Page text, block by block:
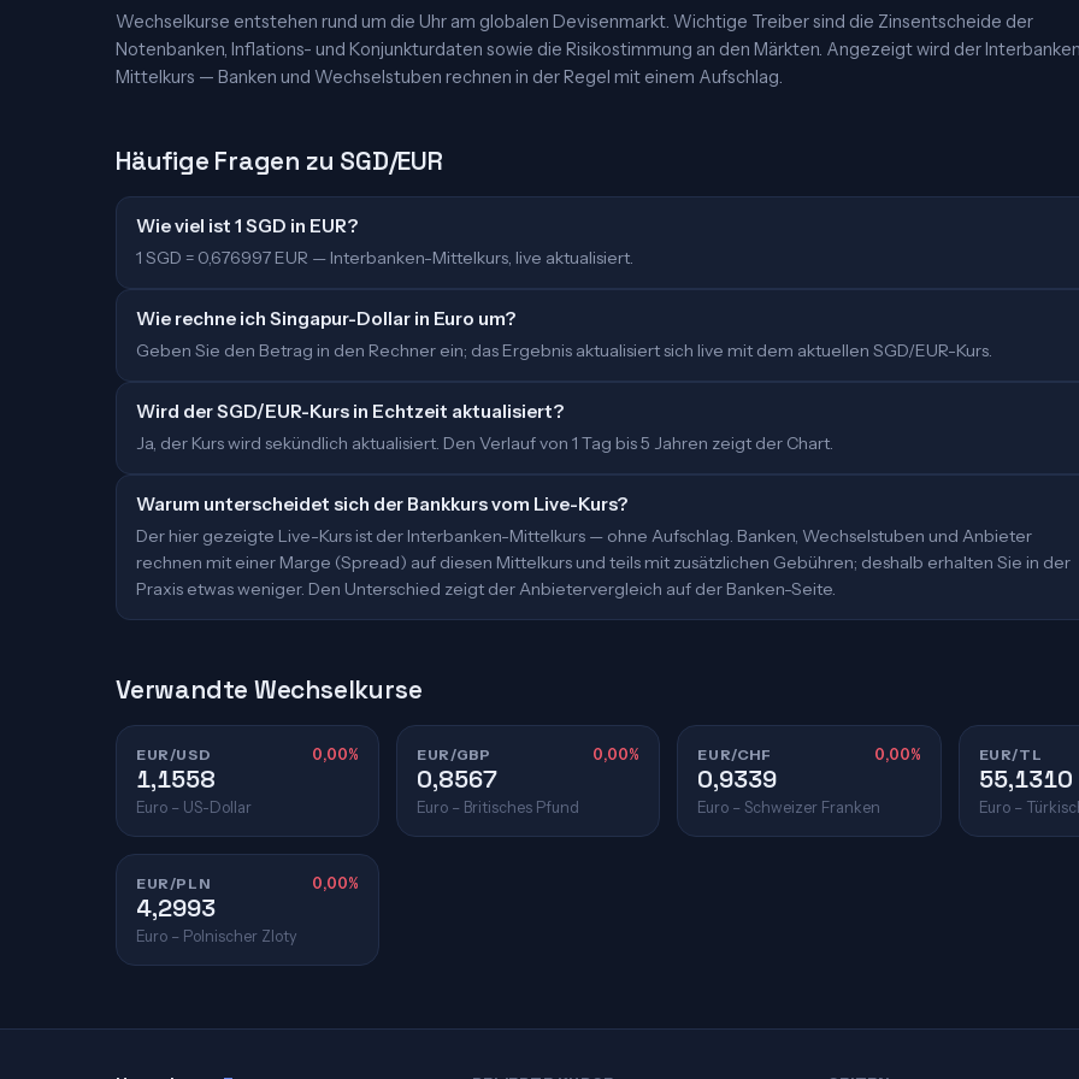
Wechselkurse entstehen rund um die Uhr am globalen Devisenmarkt. Wichtige Treiber sind die Zinsentscheide der
Notenbanken, Inflations- und Konjunkturdaten sowie die Risikostimmung an den Märkten. Angezeigt wird der
Mittelkurs — Banken und Wechselstuben rechnen in der Regel mit einem Aufschlag.
Häufige Fragen zu SGD/EUR
Wie viel ist 1 SGD in EUR?
1 SGD = 0,676997 EUR — Interbanken-Mittelkurs, live aktualisiert.
Wie rechne ich Singapur-Dollar in Euro um?
Geben Sie den Betrag in den Rechner ein; das Ergebnis aktualisiert sich live mit dem aktuellen SGD/EUR-Kurs.
Wird der SGD/EUR-Kurs in Echtzeit aktualisiert?
Ja, der Kurs wird sekündlich aktualisiert. Den Verlauf von 1 Tag bis 5 Jahren zeigt der Chart.
Warum unterscheidet sich der Bankkurs vom Live-Kurs?
Der hier gezeigte Live-Kurs ist der Interbanken-Mittelkurs — ohne Aufschlag. Banken, Wechselstuben und Anbieter
rechnen mit einer Marge (Spread) auf diesen Mittelkurs und teils mit zusätzlichen Gebühren; deshalb erhalten Sie in der
Praxis etwas weniger. Den Unterschied zeigt der Anbietervergleich auf der Banken-Seite.
Verwandte Wechselkurse
EUR/USD 0,00%
1,1558
Euro – US-Dollar
EUR/GBP 0,00%
0,8567
Euro – Britisches Pfund
EUR/CHF 0,00%
0,9339
Euro – Schweizer Franken
EUR/TL
55,1310
Euro –
EUR/PLN 0,00%
4,2993
Euro – Polnischer Zloty